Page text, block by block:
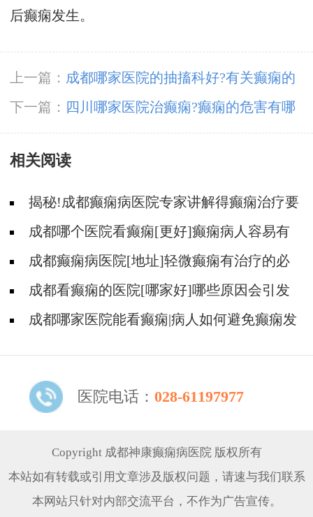
后癫痫发生。
上一篇： 成都哪家医院的抽搐科好?有关癫痫的
误区知多少?
下一篇：
四川哪家医院治癫痫?癫痫的危害有哪
些呢?
相关阅读
揭秘!成都癫痫病医院专家讲解得癫痫治疗要
多少钱?
成都哪个医院看癫痫[更好]癫痫病人容易有
什么心理?
成都癫痫病医院[地址]轻微癫痫有治疗的必
要吗?成都看癫痫的医院[哪家好]哪些原因会引发
癫痫呢?
成都哪家医院能看癫痫|病人如何避免癫痫发
医院电话： 028-61197977
Copyright 成都神康癫痫病医院 版权所有
本站如有转载或引用文章涉及版权问题，请速与我们联系
本网站只针对内部交流平台，不作为广告宣传。